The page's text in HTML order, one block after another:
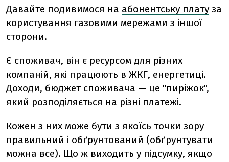
Давайте подивимося на абонентську плату за
користування газовими мережами з іншої
сторони.
Є споживач, він є ресурсом для різних
компаній, які працюють в ЖКГ, енергетиці.
Доходи, бюджет споживача — це "пиріжок",
який розподіляється на різні платежі.
Кожен з них може бути з якоїсь точки зору
правильний і обґрунтований (обґрунтувати
можна все). Що ж виходить у підсумку, якщо